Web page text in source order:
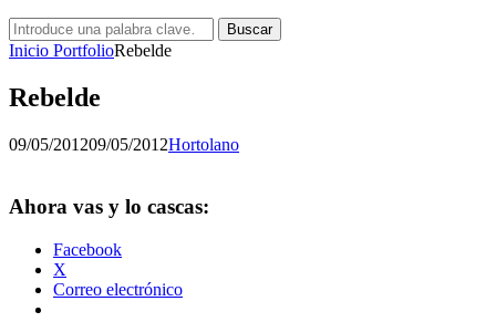
Buscar:
Buscar
Inicio PortfolioRebelde
Rebelde
Publicado
09/05/201209/05/2012por
Hortolano
Ahora vas y lo cascas:
Facebook
X
Correo electrónico